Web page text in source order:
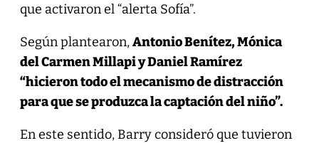
que activaron el “alerta Sofía”.
Según plantearon,Antonio Benítez, Mónica
del Carmen Millapi y Daniel Ramírez
“hicieron todo el mecanismo de distracción
para que se produzca la captación del niño”.
En este sentido, Barry consideró que tuvieron